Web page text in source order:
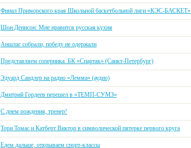
Финал Приморского края Школьной баскетбольной лиги «КЭС-БАСКЕТ»
Шон Денисон: Мне нравится русская кухня
Аншлаг собрали, победу не одержали
Представляем соперника. БК «Спартак» (Санкт-Петербург)
Эдуард Сандлер на радио «Лемма» (аудио)
Дмитрий Гордеев перешел в «ТЕМП-СУМЗ»
C днем рождения, тренер!
Тори Томас и Катберт Виктор в символической пятерке первого круга
Едем дальше, открываем спорт-классы